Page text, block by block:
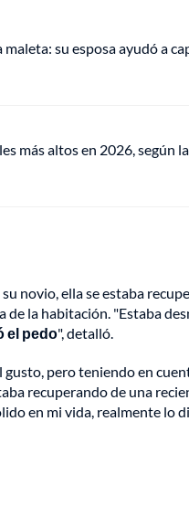
su esposa ayudó a
más altos en 2026, según
novio, ella se estaba
la habitación. "Estaba
el pedo", detalló.
pero teniendo en
recuperando de una
en mi vida, realmente lo